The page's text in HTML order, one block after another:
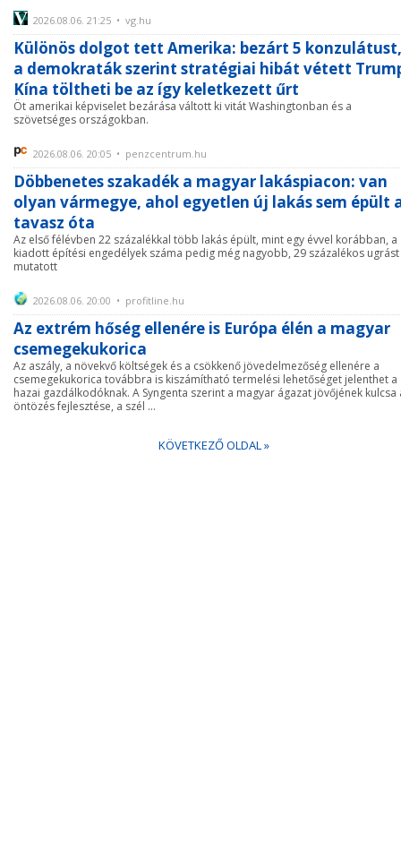
2026.08.06. 21:25 • vg.hu
Különös dolgot tett Amerika: bezárt 5 konzulátust,
a demokraták szerint stratégiai hibát vétett
Kína töltheti be az így keletkezett űrt
Öt amerikai képviselet bezárása váltott ki vitát Washingtonban és a
szövetséges országokban.
2026.08.06. 20:05 • penzcentrum.hu
Döbbenetes szakadék a magyar lakáspiacon: van
olyan vármegye, ahol egyetlen új lakás sem épült
tavasz óta
Az első félévben 22 százalékkal több lakás épült, mint egy évvel korábban, a
kiadott építési engedélyek száma pedig még nagyobb, 29 százalékos ugrást
mutatott
2026.08.06. 20:00 • profitline.hu
Az extrém hőség ellenére is Európa élén a magyar
csemegekukorica
Az aszály, a növekvő költségek és a csökkenő jövedelmezőség ellenére a
csemegekukorica továbbra is kiszámítható termelési lehetőséget jelenthet a
hazai gazdálkodóknak. A Syngenta szerint a magyar ágazat jövőjének kulcsa
öntözés fejlesztése, a szél ...
KÖVETKEZŐ OLDAL »